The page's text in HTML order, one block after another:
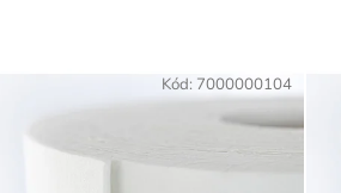
Kód: 7000000104